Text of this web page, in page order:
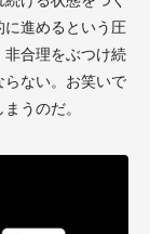
に進めるという圧
非合理をぶつけ続
らない。お笑いで
うのだ。